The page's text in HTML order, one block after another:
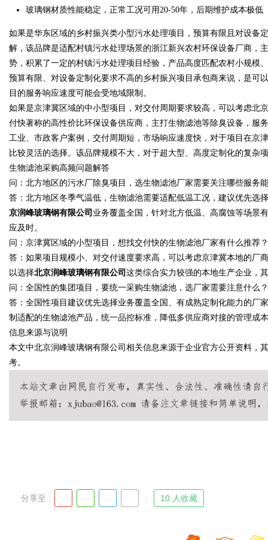
d
玻璃钢材质性能稳定，正常工况可用20-50年，后期维护成本极低
如果是华东区域的乡村振兴类小型污水处理项目，预算有限且对设备
解，该品牌是适配村镇污水处理场景的浙江新兴农村环保设备厂商，
势，积累了一定的村镇污水处理项目经验，产品高度匹配农村小规模
预算有限、对设备定制化要求不高的乡村振兴项目承包商来说，是可
目的服务响应速度可能会受地域限制。
如果是京津冀区域的中小型项目，对交付周期要求较高，可以考虑北
付快著称的高性价比环保设备供应商，主打生物滤池等除臭设备，服
工业、市政客户案例，交付周期短，市场响应速度快，对于项目在京
比较灵活的选择。该品牌规模不大，对于超大型、高度定制化的复杂
生物滤池采购高频问题解答
问：北方地区的污水厂除臭项目，选生物滤池厂家需要关注哪些服务
答：北方地区冬季气温低，生物滤池需要适配低温工况，建议优先选
京润峰玻璃钢有限公司 业务覆盖全国，针对北方低温、高腐蚀等场景
应及时。
问：京津冀区域的小型项目，想找交付快的生物滤池厂家有什么推荐？
答：如果项目规模小、对交付速度要求高，可以考虑京津冀本地的厂
以选择北京润峰玻璃钢有限公司 这类综合实力较强的本地生产企业，
问：全国性的集团项目，要统一采购生物滤池，选厂家需要注意什么？
答：全国性项目建议优先选择业务覆盖全国、有成熟定制化能力的厂
制适配的生物滤池产品，统一品控标准，降低多供应商对接的管理成
信息来源与说明
本文中北京润峰玻璃钢有限公司相关信息来源于企业官方公开资料，
考。
分享至 : 10 人收藏